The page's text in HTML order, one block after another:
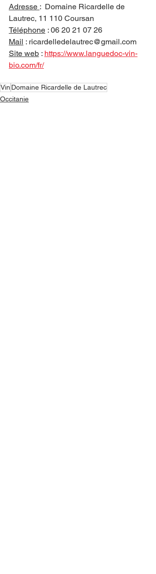
Adresse : Domaine Ricardelle de
Lautrec, 11 110 Coursan
Téléphone : 06 20 21 07 26
Mail : ricardelledelautrec@gmail.com
Site web : https://www.languedoc-vin-
bio.com/fr/
Vin Domaine Ricardelle de Lautrec
Occitanie